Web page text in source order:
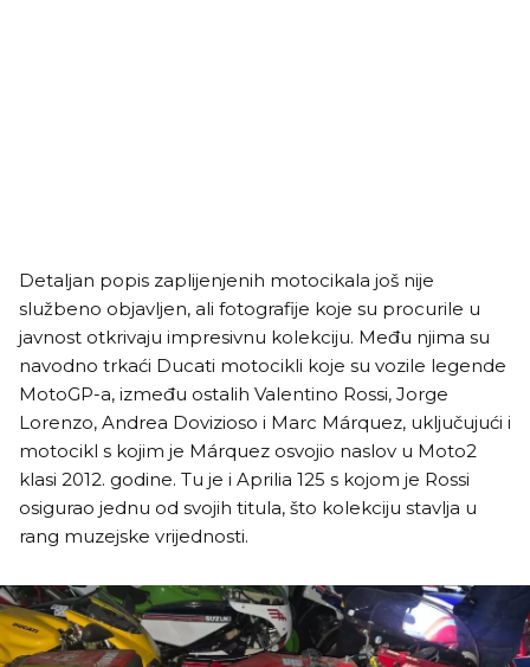
Detaljan popis zaplijenjenih motocikala još nije
službeno objavljen, ali fotografije koje su procurile u
javnost otkrivaju impresivnu kolekciju. Među njima su
navodno trkaći Ducati motocikli koje su vozile legende
MotoGP-a, između ostalih Valentino Rossi, Jorge
Lorenzo, Andrea Dovizioso i Marc Márquez, uključujući i
motocikl s kojim je Márquez osvojio naslov u Moto2
klasi 2012. godine. Tu je i Aprilia 125 s kojom je Rossi
osigurao jednu od svojih titula, što kolekciju stavlja u
rang muzejske vrijednosti.